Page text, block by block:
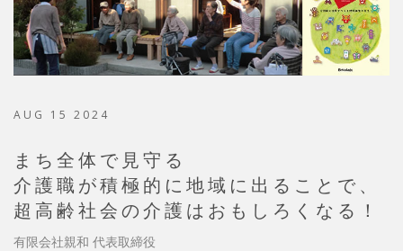
AUG 15 2024
まち全体で見守る
介護職が積極的に地域に出ることで、
超高齢社会の介護はおもしろくなる！
有限会社親和 代表取締役